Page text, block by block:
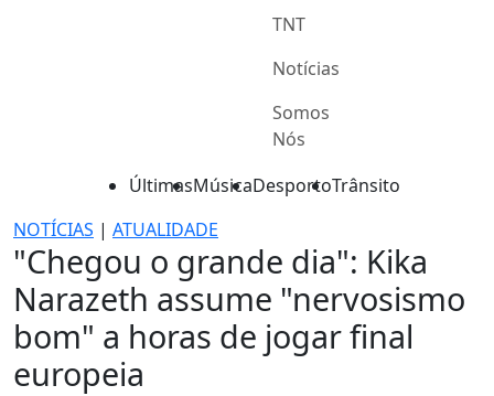
TNT
Notícias
Somos
Nós
ÚltimasMúsicaDesportoTrânsito
NOTÍCIAS | ATUALIDADE
"Chegou o grande dia": Kika
Narazeth assume "nervosismo
bom" a horas de jogar final
europeia